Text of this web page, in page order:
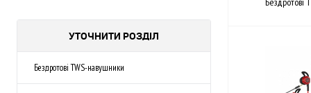
УТОЧНИТИ РОЗДІЛ
Бездротові TWS-навушники